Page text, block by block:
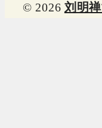
© 2026 刘明